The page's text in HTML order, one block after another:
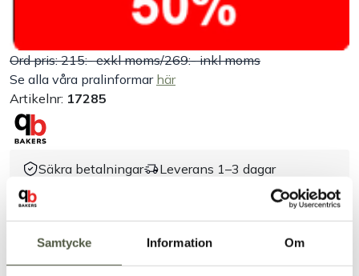
Samtycke Information Om
Kundtjänst
Kontakt
Ord pris: 215:- exkl moms/269:- inkl moms
Se alla våra pralinformar här
Artikelnr: 17285
Säkra betalningar
Leverans 1–3 dagar
Dokument & produktblad